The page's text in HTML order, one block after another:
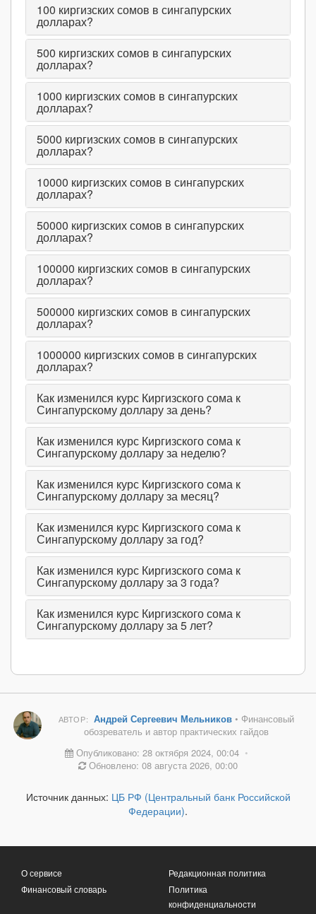
100 киргизских сомов в сингапурских
долларах?
500 киргизских сомов в сингапурских
долларах?
1000 киргизских сомов в сингапурских
долларах?
5000 киргизских сомов в сингапурских
долларах?
10000 киргизских сомов в сингапурских
долларах?
50000 киргизских сомов в сингапурских
долларах?
100000 киргизских сомов в сингапурских
долларах?
500000 киргизских сомов в сингапурских
долларах?
1000000 киргизских сомов в сингапурских
долларах?
Как изменился курс Киргизского сома к
Сингапурскому доллару за день?
Как изменился курс Киргизского сома к
Сингапурскому доллару за неделю?
Как изменился курс Киргизского сома к
Сингапурскому доллару за месяц?
Как изменился курс Киргизского сома к
Сингапурскому доллару за год?
Как изменился курс Киргизского сома к
Сингапурскому доллару за 3 года?
Как изменился курс Киргизского сома к
Сингапурскому доллару за 5 лет?
АВТОР: Андрей Сергеевич Мельников• Финансовый
обозреватель и автор практических гайдов
Опубликовано: 28 октября 2024, 00:04 •
Обновлено: 08 августа 2026, 00:00
Источник данных: ЦБ РФ (Центральный банк Российской
Федерации).
О сервисе
Финансовый словарь
Редакционная политика
Политика
конфиденциальности